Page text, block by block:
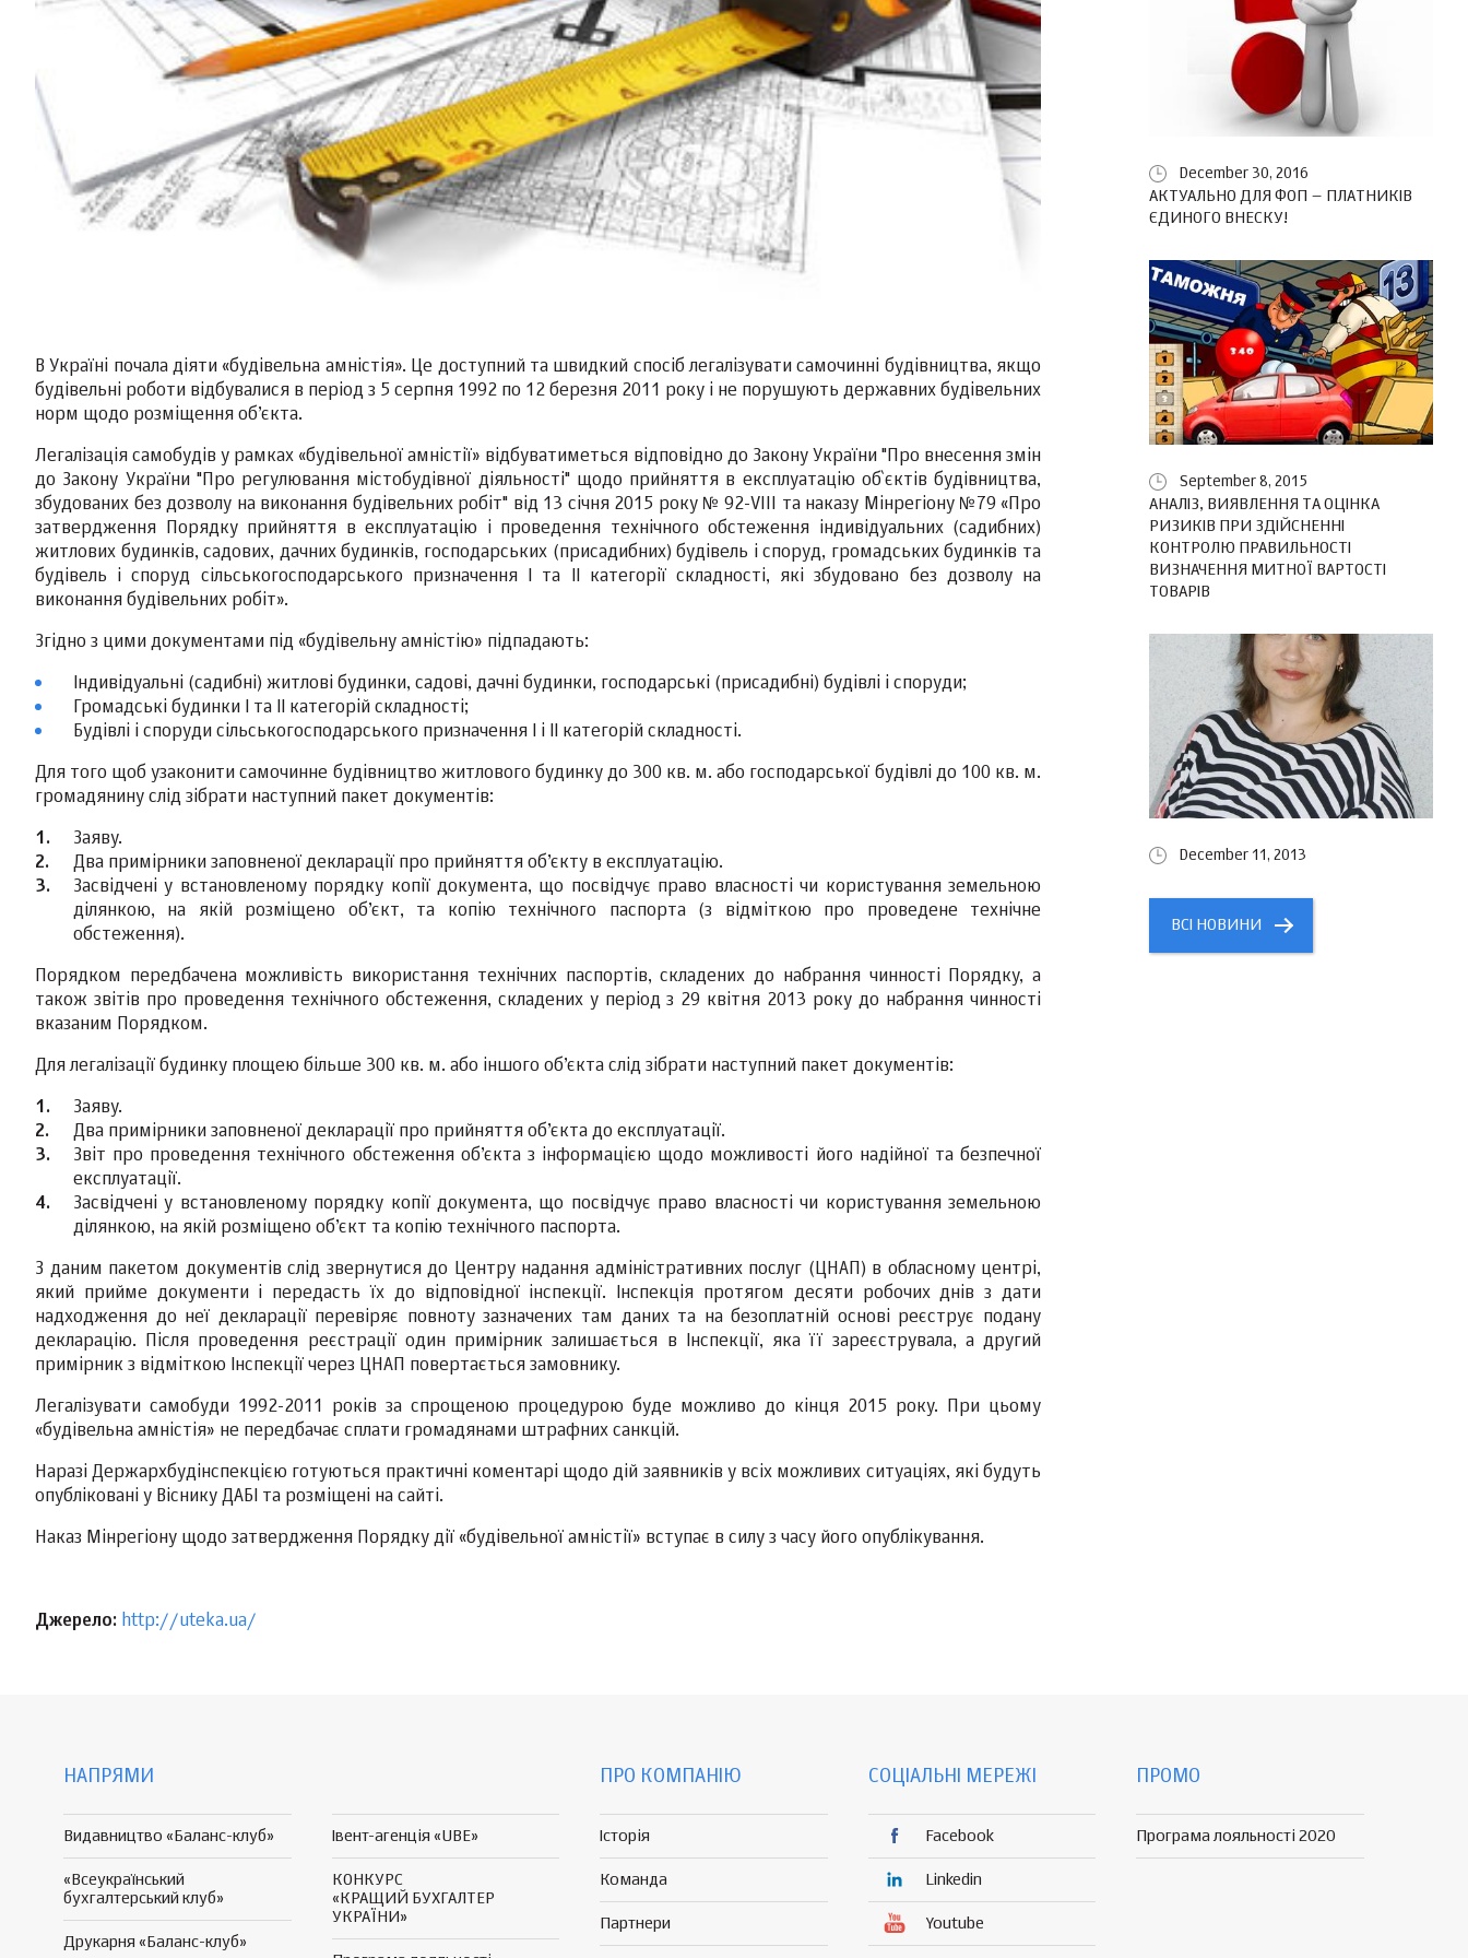
В Україні почала діяти «будівельна амністія». Це доступний та швидкий спосіб легалізувати самочинні будівництва, якщо
будівельні роботи відбувалися в період з 5 серпня 1992 по 12 березня 2011 року і не порушують державних будівельних
норм щодо розміщення об’єкта.
Легалізація самобудів у рамках «будівельної амністії» відбуватиметься відповідно до Закону України "Про внесення змін
до Закону України "Про регулювання містобудівної діяльності" щодо прийняття в експлуатацію об`єктів будівництва,
збудованих без дозволу на виконання будівельних робіт" від 13 січня 2015 року № 92-VIII та наказу Мінрегіону №79 «Про
затвердження Порядку прийняття в експлуатацію і проведення технічного обстеження індивідуальних (садибних)
житлових будинків, садових, дачних будинків, господарських (присадибних) будівель і споруд, громадських будинків та
будівель і споруд сільськогосподарського призначення І та ІІ категорії складності, які збудовано без дозволу на
виконання будівельних робіт».
Згідно з цими документами під «будівельну амністію» підпадають:
Індивідуальні (садибні) житлові будинки, садові, дачні будинки, господарські (присадибні) будівлі і споруди;
Громадські будинки І та ІІ категорій складності;
Будівлі і споруди сільськогосподарського призначення І і ІІ категорій складності.
Для того щоб узаконити самочинне будівництво житлового будинку до 300 кв. м. або господарської будівлі до 100 кв. м.
громадянину слід зібрати наступний пакет документів:
Заяву.
Два примірники заповненої декларації про прийняття об’єкту в експлуатацію.
Засвідчені у встановленому порядку копії документа, що посвідчує право власності чи користування земельною
ділянкою, на якій розміщено об’єкт, та копію технічного паспорта (з відміткою про проведене технічне
обстеження).
Порядком передбачена можливість використання технічних паспортів, складених до набрання чинності Порядку, а
також звітів про проведення технічного обстеження, складених у період з 29 квітня 2013 року до набрання чинності
вказаним Порядком.
Для легалізації будинку площею більше 300 кв. м. або іншого об’єкта слід зібрати наступний пакет документів:
Заяву.
Два примірники заповненої декларації про прийняття об’єкта до експлуатації.
Звіт про проведення технічного обстеження об’єкта з інформацією щодо можливості його надійної та безпечної
експлуатації.
Засвідчені у встановленому порядку копії документа, що посвідчує право власності чи користування земельною
ділянкою, на якій розміщено об’єкт та копію технічного паспорта.
З даним пакетом документів слід звернутися до Центру надання адміністративних послуг (ЦНАП) в обласному центрі,
який прийме документи і передасть їх до відповідної інспекції. Інспекція протягом десяти робочих днів з дати
надходження до неї декларації перевіряє повноту зазначених там даних та на безоплатній основі реєструє подану
декларацію. Після проведення реєстрації один примірник залишається в Інспекції, яка її зареєструвала, а другий
примірник з відміткою Інспекції через ЦНАП повертається замовнику.
Легалізувати самобуди 1992-2011 років за спрощеною процедурою буде можливо до кінця 2015 року. При цьому
«будівельна амністія» не передбачає сплати громадянами штрафних санкцій.
Наразі Держархбудінспекцією готуються практичні коментарі щодо дій заявників у всіх можливих ситуаціях, які будуть
опубліковані у Віснику ДАБІ та розміщені на сайті.
Наказ Мінрегіону щодо затвердження Порядку дії «будівельної амністії» вступає в силу з часу його опублікування.
Джерело: http://uteka.ua/
December 30, 2016
АКТУАЛЬНО ДЛЯ ФОП – ПЛАТНИКІВ
ЄДИНОГО ВНЕСКУ!
September 8, 2015
АНАЛІЗ, ВИЯВЛЕННЯ ТА ОЦІНКА
РИЗИКІВ ПРИ ЗДІЙСНЕННІ
КОНТРОЛЮ ПРАВИЛЬНОСТІ
ВИЗНАЧЕННЯ МИТНОЇ ВАРТОСТІ
ТОВАРІВ
December 11, 2013
ВСІ НОВИНИ
НАПРЯМИ
Видавництво «Баланс-клуб»
«Всеукраїнський
бухгалтерський клуб»
Друкарня «Баланс-клуб»
Івент-агенція «UBE»
КОНКУРС
«КРАЩИЙ БУХГАЛТЕР
УКРАЇНИ»
ПРО КОМПАНІЮ
Історія
Команда
Партнери
СОЦІАЛЬНІ МЕРЕЖІ
Facebook
Linkedin
Youtube
ПРОМО
Програма лояльності 2020